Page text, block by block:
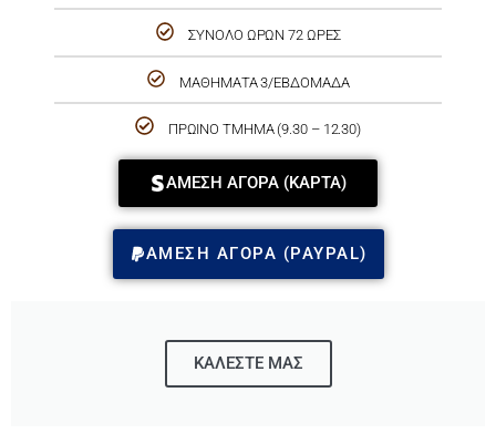
ΣΥΝΟΛΟ ΩΡΩΝ 72 ΩΡΕΣ
ΜΑΘΗΜΑΤΑ 3/ΕΒΔΟΜΑΔΑ
ΠΡΩΙΝΟ ΤΜΗΜΑ (9.30 – 12.30)
ΑΜΕΣΗ ΑΓΟΡΑ (ΚΑΡΤΑ)
ΑΜΕΣΗ ΑΓΟΡΑ (PAYPAL)
ΚΑΛΕΣΤΕ ΜΑΣ